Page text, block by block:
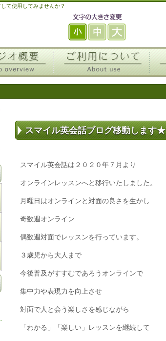
て使用してみませんか？
スマイル英会話ブログ移動します★
スマイル英会話は２０２０年７月より
オンラインレッスンへと移行いたしました。
月曜日はオンラインと対面の良さを生かし
奇数週オンライン
偶数週対面でレッスンを行っています。
３歳児から大人まで
今後普及がすすむであろうオンラインで
集中力や表現力を向上させ
対面で人と会う楽しさを感じながら
「わかる」「楽しい」レッスンを継続して